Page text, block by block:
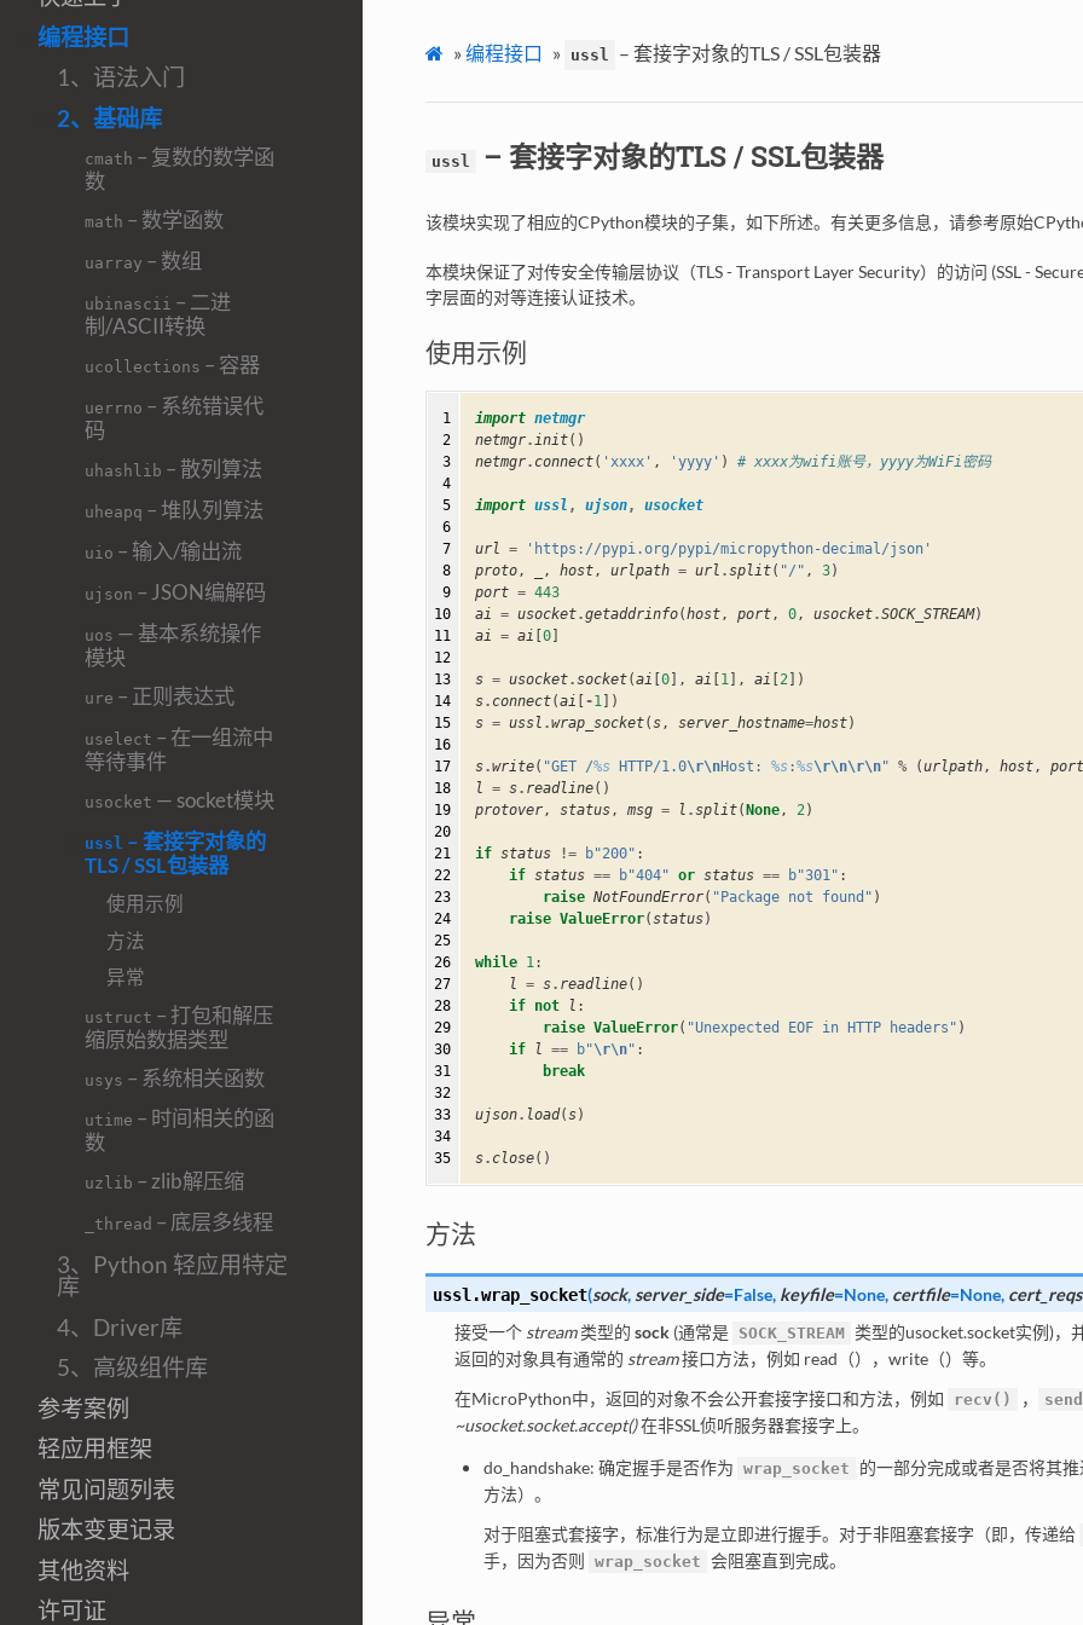
编程接口
1、语法入门
2、基础库
cmath – 复数的数学函
数
math – 数学函数
uarray – 数组
ubinascii – 二进
制/ASCII转换
ucollections – 容器
uerrno – 系统错误代
码
uhashlib – 散列算法
uheapq – 堆队列算法
uio – 输入/输出流
ujson – JSON编解码
uos — 基本系统操作
模块
ure – 正则表达式
uselect – 在一组流中
等待事件
usocket — socket模块
ussl – 套接字对象的
TLS / SSL包装器
使用示例
方法
异常
ustruct – 打包和解压
缩原始数据类型
usys – 系统相关函数
utime – 时间相关的函
数
uzlib – zlib解压缩
_thread – 底层多线程
3、Python 轻应用特定
库
4、Driver库
5、高级组件库
参考案例
轻应用框架
常见问题列表
版本变更记录
其他资料
许可证
» 编程接口 » ussl – 套接字对象的TLS / SSL包装器
ussl – 套接字对象的TLS / SSL包装器
该模块实现了相应的CPython模块的子集，如下所述。有关更多信息，请参考原始
本模块保证了对传安全传输层协议（TLS - Transport Layer Security）的访问 (SSL -
字层面的对等连接认证技术。
使用示例
1
2
3
4
5
6
7
8
9
10
11
12
13
14
15
16
17
18
19
20
21
22
23
24
25
26
27
28
29
30
31
32
33
34
35
import netmgr
netmgr.init()
netmgr. connect( 'xxxx' , 'yyyy' ) # xxxx为wifi账号，yyyy为WiFi密码
import ussl , ujson, usocket
url =
'https://pypi.org/pypi/micropython-decimal/json'
proto, , host, urlpath = url .split( "/" , 3)
port = 443
ai = usocket.getaddrinfo(host, port, 0, usocket.SOCK_STREAM)
ai = ai 0]
s = usocket.socket(ai 0], ai 1], ai 2])
s. connect(ai -1])
s = ussl .wrap_socket(s, server_hostname=host)
s.write( "GET /%s HTTP/1.0\r\nHost: %s:%s\r\n\r\n" % (urlpath, host,
port
l = s. readline()
protover, status, msg = l .split( None, 2)
if status != b"200" :
if status == b"404" or status == b"301" :
raise NotFoundError( "Package not found" )
raise ValueError(status)
while 1:
l = s. readline()
if not l :
raise ValueError( "Unexpected EOF in HTTP headers" )
if
l == b"\r\n" :
break
ujson. load(s)
s. close()
方法
ussl.wrap_socket(sock, server_side=False, keyfile=None, certfile=None, cert_reqs
接受一个 stream类型的 sock(通常是 SOCK_STREAM
类型的usocket.socket实例)，
返回的对象具有通常的 stream接口方法，例如 read（），write（）等。
在MicroPython中，返回的对象不会公开套接字接口和方法，例如
recv() ，
~usocket.socket.accept()在非SSL侦听服务器套接字上。
do_handshake: 确定握手是否作为 wrap_socket
的一部分完成或者是否将其
方法）。
对于阻塞式套接字，标准行为是立即进行握手。对于非阻塞套接字（即，传递给
手，因为否则 wrap_socket 会阻塞直到完成。